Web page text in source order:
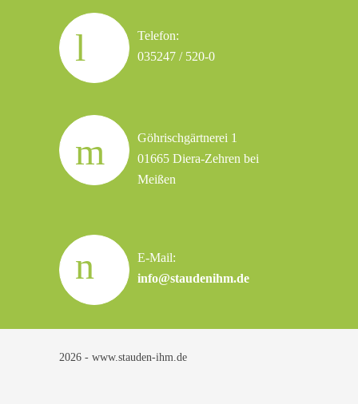
Telefon:
035247 / 520-0
Göhrischgärtnerei 1
01665 Diera-Zehren bei
Meißen
E-Mail:
info@staudenihm.de
2026 - www.stauden-ihm.de